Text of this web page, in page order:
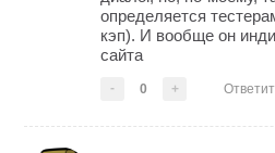
определяется
кэп). И вообще он
сайта
- 0 +